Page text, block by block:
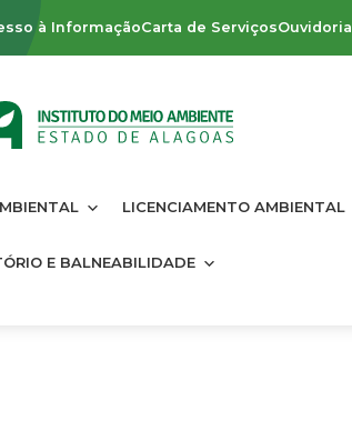
à InformaçãoCarta de ServiçosOuvidoria
LICENCIAMENTO AMBIENTAL
E BALNEABILIDADE